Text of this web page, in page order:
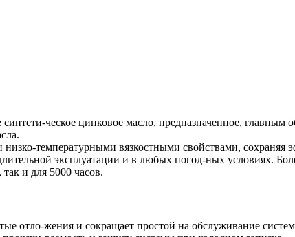
ческое цинковое масло, предназначенное,
температурными вязкостными свойствами, сохраняя
эксплуатации и в любых погод-ных условиях.
и для 5000 часов.
отло-жения и сокращает простой на обслуживание